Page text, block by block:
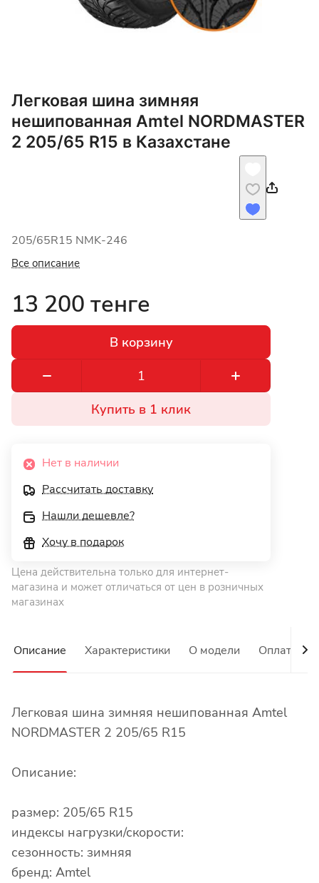
Легковая шина зимняя
нешипованная Amtel NORDMASTER
2 205/65 R15 в Казахстане
205/65R15 NMK-246
Все описание
13 200 тенге
В корзину
Купить в 1 клик
Нет в наличии
Рассчитать доставку
Нашли дешевле?
Хочу в подарок
Цена действительна только для интернет-
магазина и может отличаться от цен в розничных
магазинах
Описание Характеристики О модели Оплата
Легковая шина зимняя нешипованная Amtel
NORDMASTER 2 205/65 R15
Описание:
размер: 205/65 R15
индексы нагрузки/скорости:
сезонность: зимняя
бренд: Amtel